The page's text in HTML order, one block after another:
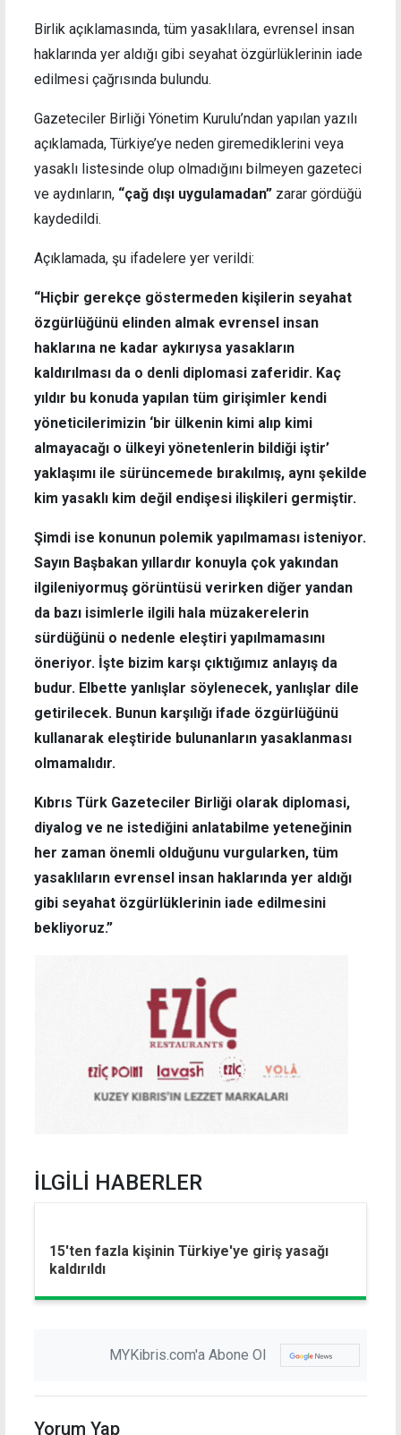
Birlik açıklamasında, tüm yasaklılara, evrensel insan
haklarında yer aldığı gibi seyahat özgürlüklerinin iade
edilmesi çağrısında bulundu.
Gazeteciler Birliği Yönetim Kurulu’ndan yapılan yazılı
açıklamada, Türkiye’ye neden giremediklerini veya
yasaklı listesinde olup olmadığını bilmeyen gazeteci
ve aydınların, “çağ dışı uygulamadan” zarar gördüğü
kaydedildi.
Açıklamada, şu ifadelere yer verildi:
“Hiçbir gerekçe göstermeden kişilerin seyahat
özgürlüğünü elinden almak evrensel insan
haklarına ne kadar aykırıysa yasakların
kaldırılması da o denli diplomasi zaferidir. Kaç
yıldır bu konuda yapılan tüm girişimler kendi
yöneticilerimizin ‘bir ülkenin kimi alıp kimi
almayacağı o ülkeyi yönetenlerin bildiği iştir’
yaklaşımı ile sürüncemede bırakılmış, aynı şekilde
kim yasaklı kim değil endişesi ilişkileri germiştir.
Şimdi ise konunun polemik yapılmaması isteniyor.
Sayın Başbakan yıllardır konuyla çok yakından
ilgileniyormuş görüntüsü verirken diğer yandan
da bazı isimlerle ilgili hala müzakerelerin
sürdüğünü o nedenle eleştiri yapılmamasını
öneriyor. İşte bizim karşı çıktığımız anlayış da
budur. Elbette yanlışlar söylenecek, yanlışlar dile
getirilecek. Bunun karşılığı ifade özgürlüğünü
kullanarak eleştiride bulunanların yasaklanması
olmamalıdır.
Kıbrıs Türk Gazeteciler Birliği olarak diplomasi,
diyalog ve ne istediğini anlatabilme yeteneğinin
her zaman önemli olduğunu vurgularken, tüm
yasaklıların evrensel insan haklarında yer aldığı
gibi seyahat özgürlüklerinin iade edilmesini
bekliyoruz.”
İLGİLİ HABERLER
15'ten fazla kişinin Türkiye'ye giriş yasağı
kaldırıldı
MYKibris.com'a Abone Ol
Yorum Yap